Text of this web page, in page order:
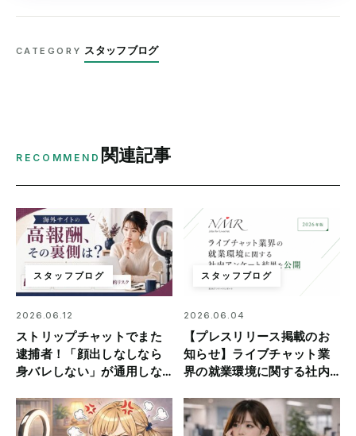
CATEGORY スタッフブログ
RECOMMEND 関連記事
スタッフブログ
2026.06.12
ストリップチャットでまた
逮捕者！「顔出しなしなら
身バレしない」が通用しな
スタッフブログ
2026.06.04
【プレスリリース掲載のお
知らせ】ライブチャット業
界の就業環境に関する社内